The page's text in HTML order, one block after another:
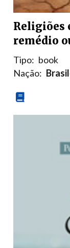
Religiões
remédio
Tipo: book
Nação: